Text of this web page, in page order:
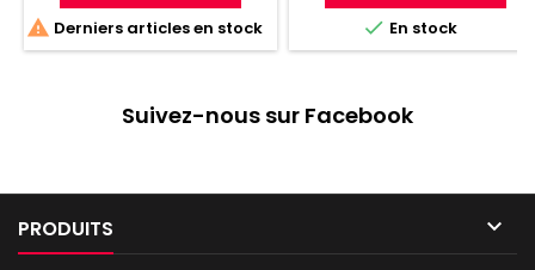
 Derniers articles en stock  En stock
Suivez-nous sur Facebook
PRODUITS 